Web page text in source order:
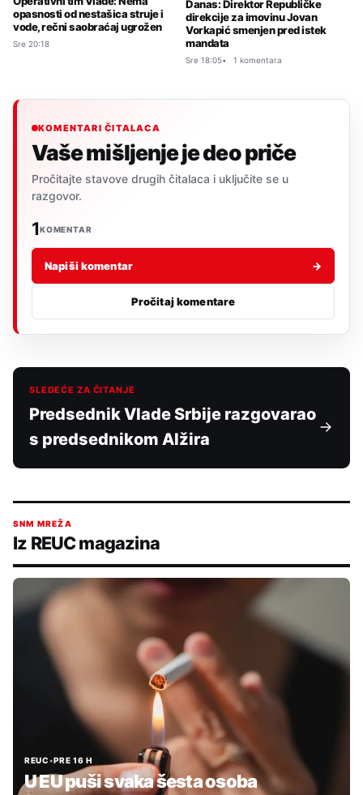
opasnosti od nestašica struje i
vode, rečni saobraćaj ugrožen
Sre 20:18
Danas: Direktor Republičke
direkcije za imovinu Jovan
Vorkapić smenjen pred istek
mandata
Sre 18:05 1 komentara
KOMENTARI ČITALACA
Vaše mišljenje je deo priče
Pročitajte stavove drugih čitalaca i uključite se u
razgovor.
1KOMENTAR
Napiši komentar →
Pročitaj komentare
SLEDEĆE ZA ČITANJE
Predsednik Vlade Srbije razgovarao
s predsednikom Alžira
SNM MREŽA
Iz REUC magazina
REUC•PRE 16 H
U EU puši svaka šesta osoba